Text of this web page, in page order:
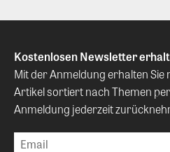
Kostenlosen Newsletter
Mit der Anmeldung erhalten
Artikel sortiert nach Themen
Anmeldung jederzeit